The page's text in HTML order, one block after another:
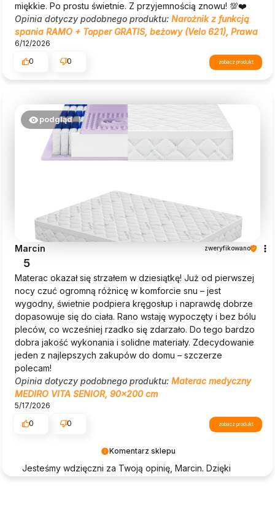
miękkie. Po prostu świetnie. Z przyjemnością znowu! 💯❤️
Opinia dotyczy podobnego produktu: Narożnik z funkcją
spania RAMO + Topper GRATIS, beżowy (Velo 621), Prawa
6/12/2026
0
0 zobacz produkt
Komentarz sklepu
Jesteśmy wdzięczni za Twoją opinię, Marcin. Dzięki
podgląd
Marcin zweryfikowano
5
Materac okazał się strzałem w dziesiątkę! Już od pierwszej
nocy czuć ogromną różnicę w komforcie snu – jest
wygodny, świetnie podpiera kręgosłup i naprawdę dobrze
dopasowuje się do ciała. Rano wstaję wypoczęty i bez bólu
pleców, co wcześniej rzadko się zdarzało. Do tego bardzo
dobra jakość wykonania i solidne materiały. Zdecydowanie
jeden z najlepszych zakupów do domu – szczerze
polecam!
Opinia dotyczy podobnego produktu: Materac medyczny
MEDIRO VITA SENIOR, 90x200 cm
5/17/2026
0
0 zobacz produkt